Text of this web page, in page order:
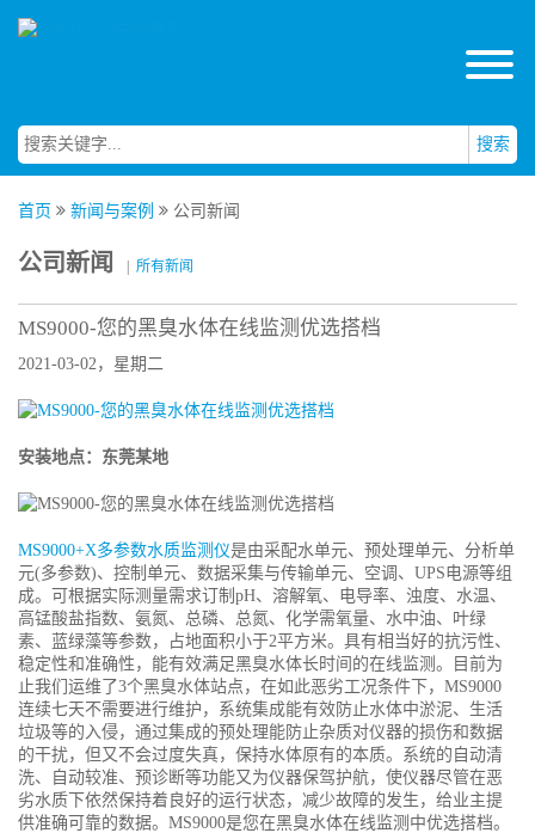
搜索
首页 新闻与案例 公司新闻
公司新闻 所有新闻
MS9000-您的黑臭水体在线监测优选搭档
2021-03-02，星期二
安装地点：东莞某地
MS9000+X多参数水质监测仪是由采配水单元、预处理单元、分析单
元(多参数)、控制单元、数据采集与传输单元、空调、UPS电源等组
成。可根据实际测量需求订制pH、溶解氧、电导率、浊度、水温、
高锰酸盐指数、氨氮、总磷、总氮、化学需氧量、水中油、叶绿
素、蓝绿藻等参数，占地面积小于2平方米。具有相当好的抗污性、
稳定性和准确性，能有效满足黑臭水体长时间的在线监测。目前为
止我们运维了3个黑臭水体站点，在如此恶劣工况条件下，MS9000
连续七天不需要进行维护，系统集成能有效防止水体中淤泥、生活
垃圾等的入侵，通过集成的预处理能防止杂质对仪器的损伤和数据
的干扰，但又不会过度失真，保持水体原有的本质。系统的自动清
洗、自动较准、预诊断等功能又为仪器保驾护航，使仪器尽管在恶
劣水质下依然保持着良好的运行状态，减少故障的发生，给业主提
供准确可靠的数据。MS9000是您在黑臭水体在线监测中优选搭档。